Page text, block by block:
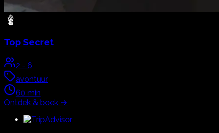
Top Secret
2 - 6
avontuur
60 min
Ontdek & boek →